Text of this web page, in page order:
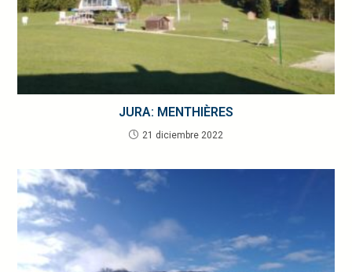
JURA: MENTHIÈRES
21 diciembre 2022